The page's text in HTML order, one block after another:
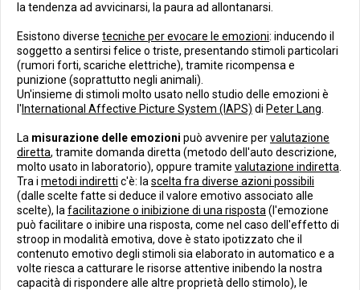
la tendenza ad avvicinarsi, la paura ad allontanarsi.
Esistono diverse tecniche per evocare le emozioni: inducendo il
soggetto a sentirsi felice o triste, presentando stimoli particolari
(rumori forti, scariche elettriche), tramite ricompensa e
punizione (soprattutto negli animali).
Un'insieme di stimoli molto usato nello studio delle emozioni è
l' International Affective Picture System (IAPS) di Peter Lang
La misurazione delle emozioni può avvenire pervalutazione
diretta, tramite domanda diretta (metodo dell'auto descrizione,
molto usato in laboratorio), oppure tramite valutazione indiretta
Tra i metodi indiretti c'è: la scelta fra diverse azioni possibili
(dalle scelte fatte si deduce il valore emotivo associato alle
scelte), la facilitazione o inibizione di una risposta (l'emozione
può facilitare o inibire una risposta, come nel caso dell'effetto di
stroop in modalità emotiva, dove è stato ipotizzato che il
contenuto emotivo degli stimoli sia elaborato in automatico e a
volte riesca a catturare le risorse attentive inibendo la nostra
capacità di rispondere alle altre proprietà dello stimolo), le